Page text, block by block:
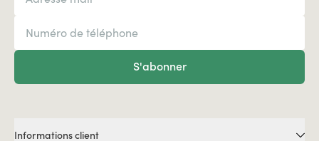
S'abonner
Informations client